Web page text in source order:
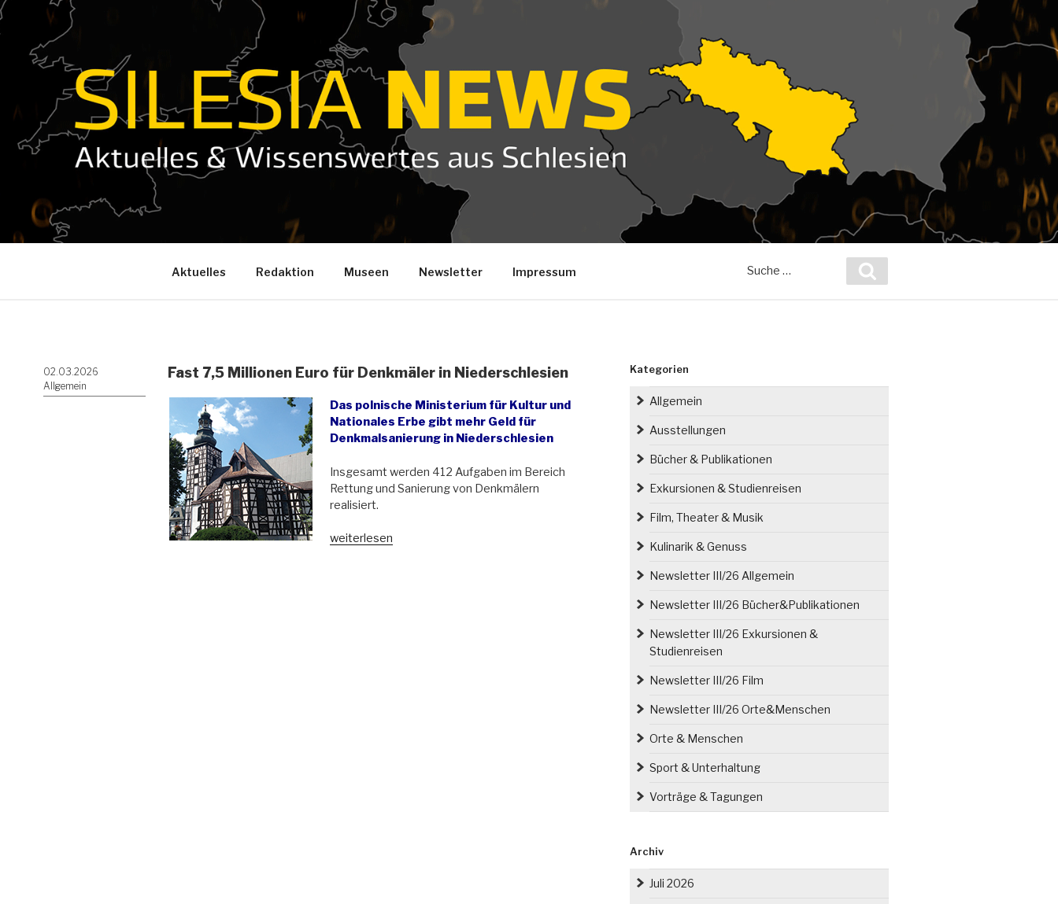
Zum
Inhalt
springen
Aktuelles Redaktion Museen Newsletter Impressum
nach:
Veröffentlicht
am
02.03.2026
Allgemein
Fast 7,5 Millionen Euro für Denkmäler in Niederschlesien
Das polnische Ministerium für Kultur und
Nationales Erbe gibt mehr Geld für
Denkmalsanierung in Niederschlesien
Insgesamt werden 412 Aufgaben im Bereich
Rettung und Sanierung von Denkmälern
realisiert.
„Fast
weiterlesen
Kategorien
Allgemein
Ausstellungen
Bücher & Publikationen
Exkursionen & Studienreisen
Film, Theater & Musik
Kulinarik & Genuss
Newsletter III/26 Allgemein
Newsletter III/26 Bücher&Publikationen
Newsletter III/26 Exkursionen &
Studienreisen
Newsletter III/26 Film
Newsletter III/26 Orte&Menschen
Orte & Menschen
Sport & Unterhaltung
Vorträge & Tagungen
Archiv
Juli 2026